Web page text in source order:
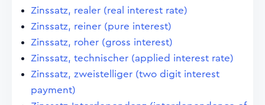
Zinssatz, realer (real interest rate)
Zinssatz, reiner (pure interest)
Zinssatz, roher (gross interest)
Zinssatz, technischer (applied interest rate)
Zinssatz, zweistelliger (two digit interest
payment)